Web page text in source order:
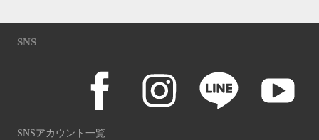
SNS
SNSアカウント一覧